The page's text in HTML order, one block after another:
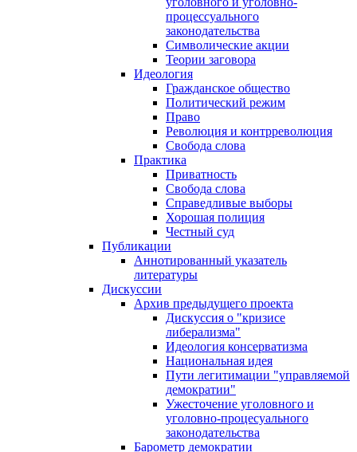
процессуального
законодательства
Символические акции
Теории заговора
Идеология
Гражданское общество
Политический режим
Право
Революция и контрреволюция
Свобода слова
Практика
Приватность
Свобода слова
Справедливые выборы
Хорошая полиция
Честный суд
Публикации
Аннотированный указатель
литературы
Дискуссии
Архив предыдущего проекта
Дискуссия о "кризисе
либерализма"
Идеология консерватизма
Национальная идея
Пути легитимации "управляемой
демократии"
Ужесточение уголовного и
уголовно-процесуального
законодательства
Барометр демократии